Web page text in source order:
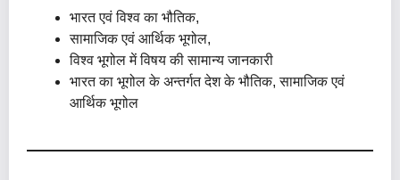
भारत एवं विश्व का भौतिक,
सामाजिक एवं आर्थिक भूगोल,
विश्व भूगोल में विषय की सामान्य जानकारी
भारत का भूगोल के अन्तर्गत देश के भौतिक, सामाजिक एवं
आर्थिक भूगोल